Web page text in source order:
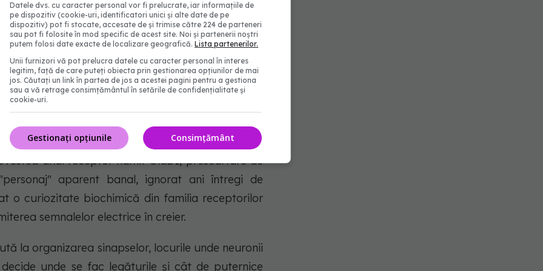
dar esențial
să răspundem la întrebări esențiale: De ce "dă
să se rescrie în așa fel încât să sporească
senzații-fantomă? Și, mai ales: putem reseta
unui receptor numit GluD1, prescurtare de
aparent banal, ignorat ani întregi de
o curiozitate biochimică din familia receptorilor
semnalelor electrice în creier.
la organizarea sinapselor, locurile unde neuronii
unde se fac legăturile și cât de puternice
Datele dvs. cu caracter personal vor fi prelucrate, iar informațiile de
pe dispozitiv (cookie-uri, identificatori unici și alte date de pe
dispozitiv) pot fi stocate, accesate de și trimise către 224 de parteneri
sau pot fi folosite în mod specific de acest site. Noi și partenerii noștri
putem folosi date exacte de localizare geografică. Lista partenerilor.
Unii furnizori vă pot prelucra datele cu caracter personal în interes
legitim, față de care puteți obiecta prin gestionarea opțiunilor de mai
jos. Căutați un link în partea de jos a acestei pagini pentru a gestiona
sau a vă retrage consimțământul în setările de confidențialitate și
cookie-uri.
Consimțământ
Gestionați opțiunile